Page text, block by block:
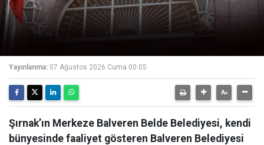
Yayınlanma: 07 Ağustos 2026 Cuma 00:05
Şırnak’ın Merkeze Balveren Belde Belediyesi, kendi
bünyesinde faaliyet gösteren Balveren Belediyesi